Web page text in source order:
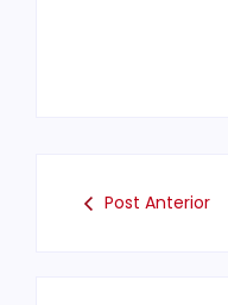
Post Anterior